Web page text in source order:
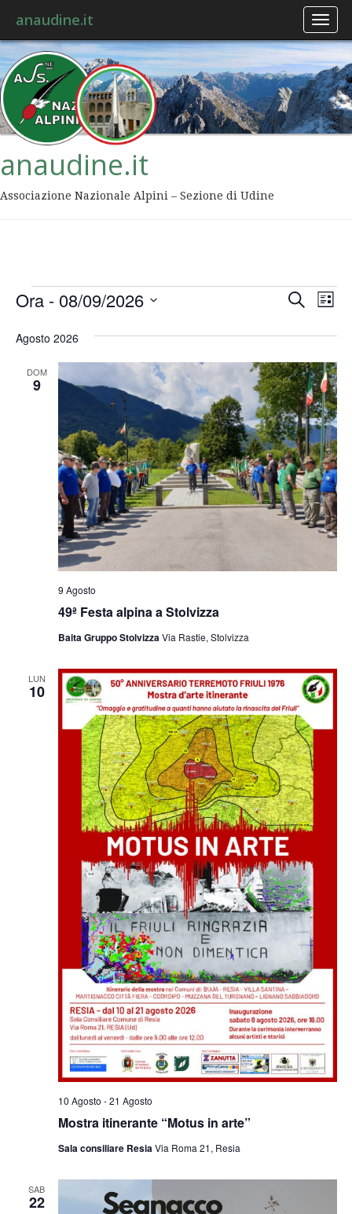
anaudine.it
anaudine.it
Associazione Nazionale Alpini – Sezione di Udine
viste
Cerca
Lista
Ora - 08/09/2026
la
Agosto 2026
DOM
9
49ª Festa alpina a Stolvizza
9 Agosto
Baita Gruppo StolvizzaVia Rastie, Stolvizza
LUN
10
Mostra itinerante “Motus in arte”
10 Agosto -21 Agosto
Sala consiliare ResiaVia Roma 21, Resia
SAB
22